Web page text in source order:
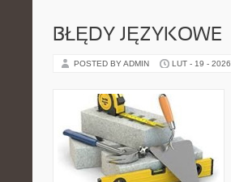
BŁĘDY JĘZYKOWE
POSTED BY ADMIN LUT - 19 - 2026